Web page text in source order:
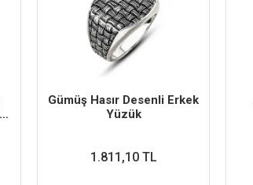
Gümüş Hasır Desenli Erkek
Yüzük
1.811,10 TL